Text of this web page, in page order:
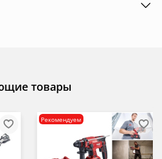
товары
Рекомендуем